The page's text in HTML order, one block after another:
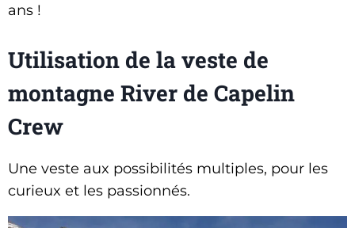
ans !
Utilisation de la veste de
montagne River de Capelin
Crew
Une veste aux possibilités multiples, pour les
curieux et les passionnés.